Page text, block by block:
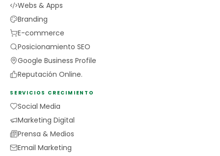
Webs & Apps
Branding
E-commerce
Posicionamiento SEO
Google Business Profile
Reputación Online.
SERVICIOS CRECIMIENTO
Social Media
Marketing Digital
Prensa & Medios
Email Marketing